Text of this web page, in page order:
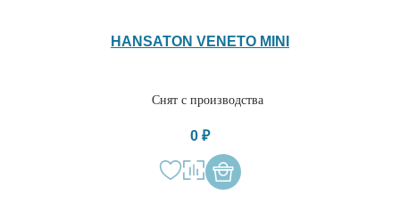
HANSATON VENETO MINI
Снят с производства
0 ₽